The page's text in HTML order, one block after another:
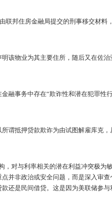
联邦住房金融局提交的刑事移交材料
该物业为其主要住所，随后又在佐
融事务中存在“欺诈性和潜在犯罪性
谓抵押贷款欺诈为由试图解雇库克
，对与利率相关的潜在利益冲突极为
并非政治或安全问题，而是深入审
还是民间借贷。这是因为美联储参